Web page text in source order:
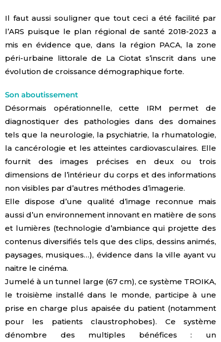
Il faut aussi souligner que tout ceci a été facilité par
l’ARS puisque le plan régional de santé 2018-2023 a
mis en évidence que, dans la région PACA, la zone
péri-urbaine littorale de La Ciotat s’inscrit dans une
évolution de croissance démographique forte.
Son aboutissement
Désormais opérationnelle, cette IRM permet de
diagnostiquer des pathologies dans des domaines
tels que la neurologie, la psychiatrie, la rhumatologie,
la cancérologie et les atteintes cardiovasculaires. Elle
fournit des images précises en deux ou trois
dimensions de l’intérieur du corps et des informations
non visibles par d’autres méthodes d’imagerie.
Elle dispose d’une qualité d’image reconnue mais
aussi d’un environnement innovant en matière de sons
et lumières (technologie d’ambiance qui projette des
contenus diversifiés tels que des clips, dessins animés,
paysages, musiques…), évidence dans la ville ayant vu
naitre le cinéma.
Jumelé à un tunnel large (67 cm), ce système TROIKA,
le troisième installé dans le monde, participe à une
prise en charge plus apaisée du patient (notamment
pour les patients claustrophobes). Ce système
dénombre des multiples bénéfices : un